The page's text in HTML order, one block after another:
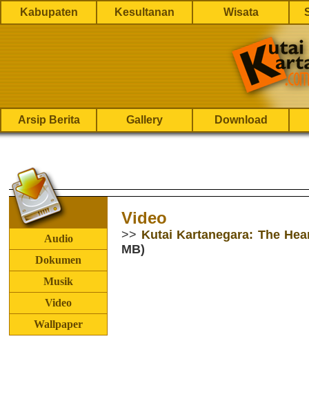
Kabupaten Kesultanan Wisata
Arsip Berita Gallery Download
Video
Audio
Dokumen
Musik
Video
Wallpaper
>> Kutai Kartanegara: The
MB)